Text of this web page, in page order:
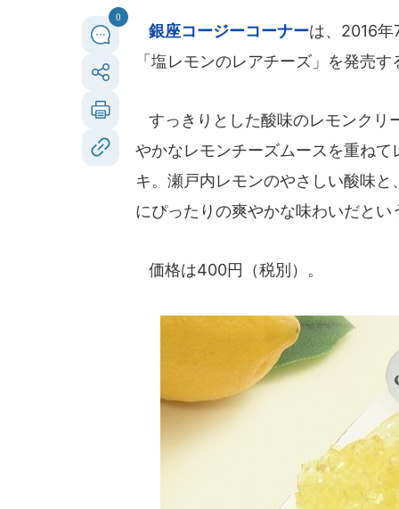
0
銀座コージーコーナーは、2016
「塩レモンのレアチーズ」を発売す
すっきりとした酸味のレモンクリ
やかなレモンチーズムースを重ね
キ。瀬戸内レモンのやさしい酸味
にぴったりの爽やかな味わいだとい
価格は400円（税別）。